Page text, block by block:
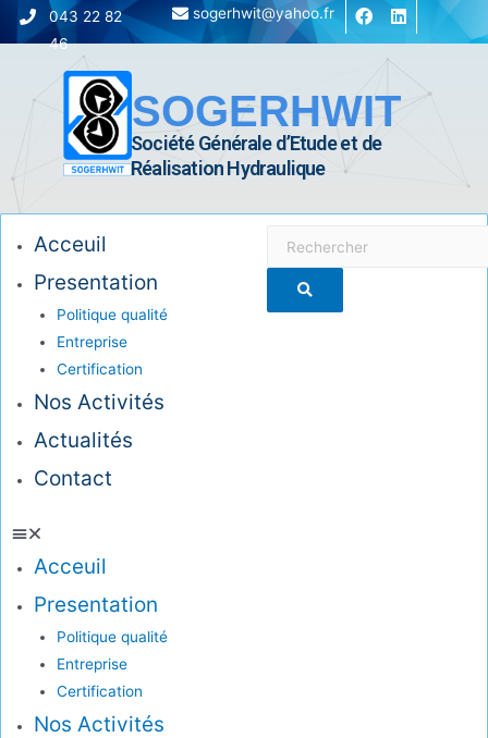
sogerhwit@yahoo.fr
043 22 82
46
SOGERHWIT
Société Générale d’Etude et de
Réalisation Hydraulique
Acceuil
Presentation
Politique qualité
Entreprise
Certification
Nos Activités
Actualités
Contact
Acceuil
Presentation
Politique qualité
Entreprise
Certification
Nos Activités